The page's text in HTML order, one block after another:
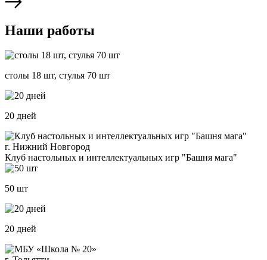
Наши работы
столы 18 шт, стулья 70 шт
20 дней
г. Нижний Новгород
Клуб настольных и интеллектуальных игр "Башня мага"
50 шт
20 дней